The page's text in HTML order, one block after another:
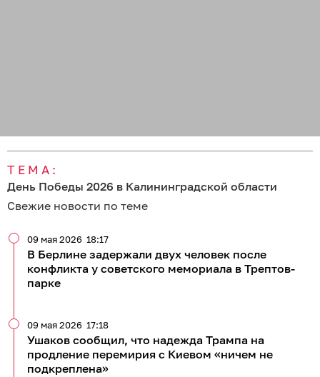
ТЕМА:
День Победы 2026 в Калининградской области
Свежие новости по теме
В Берлине задержали двух человек после
конфликта у советского мемориала в Трептов-
парке
09 мая 2026 18:17
Ушаков сообщил, что надежда Трампа на
продление перемирия с Киевом «ничем не
подкреплена»
09 мая 2026 17:18